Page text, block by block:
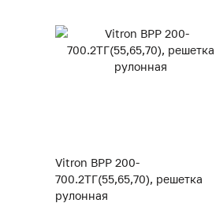
Vitron ВРР 200-
700.2ТГ(55,65,70), решетка
рулонная